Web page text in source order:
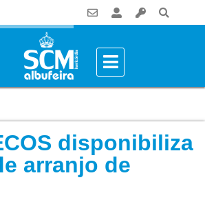
disponibiliza
arranjo de